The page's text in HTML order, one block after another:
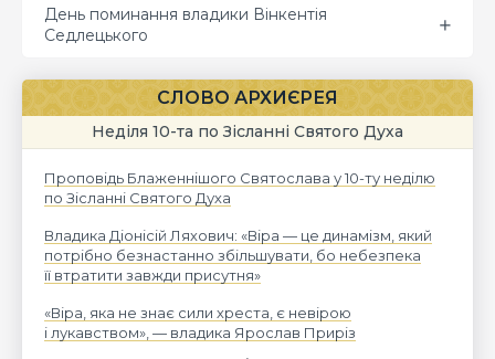
День поминання владики Вінкентія
Седлецького
СЛОВО АРХИЄРЕЯ
Неділя 10-та по Зісланні Святого Духа
Проповідь Блаженнішого Святослава у 10-ту неділю
по Зісланні Святого Духа
Владика Діонісій Ляхович: «Віра — це динамізм, який
потрібно безнастанно збільшувати, бо небезпека
її втратити завжди присутня»
«Віра, яка не знає сили хреста, є невірою
і лукавством», — владика Ярослав Приріз